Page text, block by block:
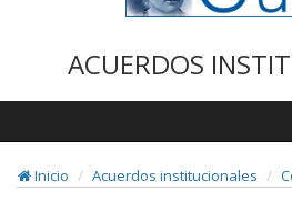
ACUERDOS
Inicio
Acuerdos institucionales